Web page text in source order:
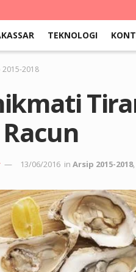
TEKNOLOGI
2015-2018
13/06/2016 in Arsip 2015-2018,